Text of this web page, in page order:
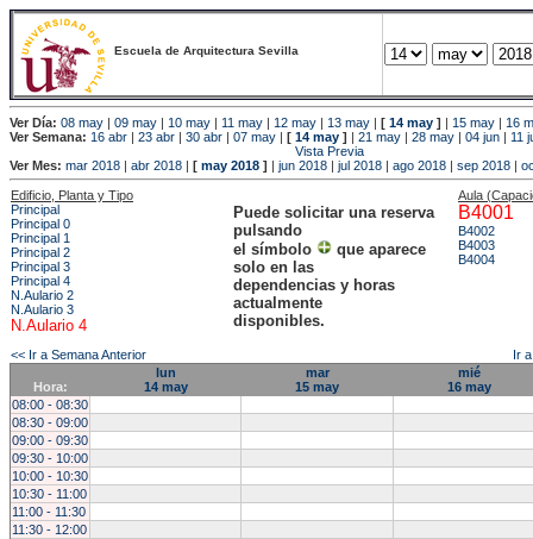
Escuela de Arquitectura Sevilla
Ver Día: 08 may | 09 may | 10 may | 11 may | 12 may | 13 may | [ 14 may ] | 15 may | 16
Ver Semana: 16 abr | 23 abr | 30 abr | 07 may | [ 14 may ] | 21 may | 28 may | 04 jun | 11
Vista Previa
Ver Mes: mar 2018 | abr 2018 | [ may 2018 ] | jun 2018 | jul 2018 | ago 2018 | sep 2018 |
Edificio, Planta y Tipo
Principal
Principal 0
Principal 1
Principal 2
Principal 3
Principal 4
N.Aulario 2
N.Aulario 3
N.Aulario 4
Puede solicitar una reserva
pulsando
el símbolo
que aparece
solo en las
dependencias y horas
actualmente
disponibles.
Aula
B4001
B4002
B4003
B4004
<< Ir a Semana Anterior Ir
Hora:
lun
14 may
mar
15 may
mié
16 may
08:00 - 08:30
08:30 - 09:00
09:00 - 09:30
09:30 - 10:00
10:00 - 10:30
10:30 - 11:00
11:00 - 11:30
11:30 - 12:00